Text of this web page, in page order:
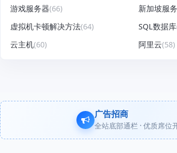
游戏服务器(66) 新加坡服
虚拟机卡顿解决方法(64) SQL数据库
云主机(60) 阿里云(58)
广告招商
全站底部通栏 · 优质席位